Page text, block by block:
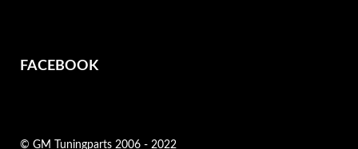
FACEBOOK
© GM Tuningparts 2006 - 2022